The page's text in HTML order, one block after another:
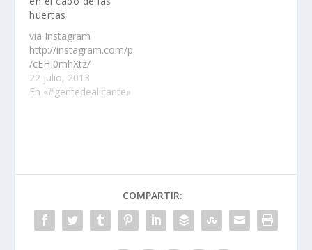
huertas
via Instagram
http://instagram.com/p
/cEHI0mhXtz/
22 julio, 2013
En «#gentedealicante»
COMPARTIR: